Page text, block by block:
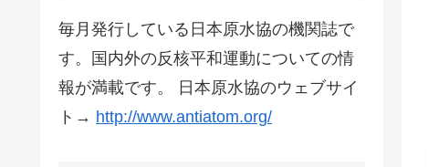
毎月発行している日本原水協の機関誌で
す。国内外の反核平和運動についての情
報が満載です。 日本原水協のウェブサイ
ト→ http://www.antiatom.org/